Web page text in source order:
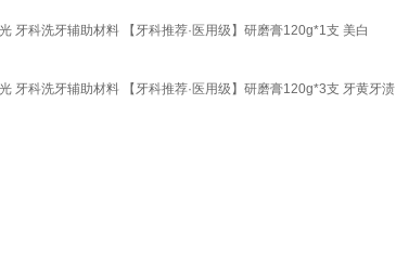
牙科洗牙辅助材料 【牙科推荐·医用级】研磨膏120g*1支 美白
牙科洗牙辅助材料 【牙科推荐·医用级】研磨膏120g*3支 牙黄牙渍